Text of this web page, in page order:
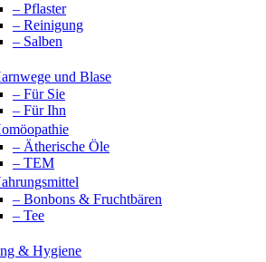
– Pflaster
– Reinigung
– Salben
und Blase
– Für Sie
– Für Ihn
– Ätherische Öle
– TEM
– Bonbons & Fruchtbären
– Tee
& Hygiene